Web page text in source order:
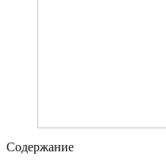
Содержание